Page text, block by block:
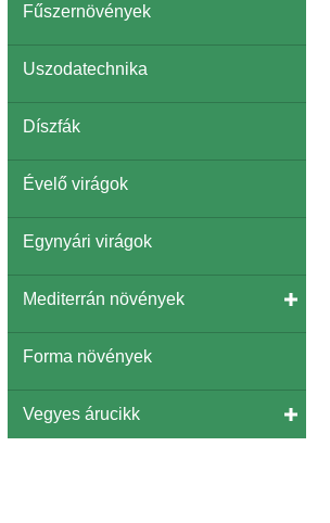
Fűszernövények
Uszodatechnika
Díszfák
Évelő virágok
Egynyári virágok
Mediterrán növények
Forma növények
Vegyes árucikk